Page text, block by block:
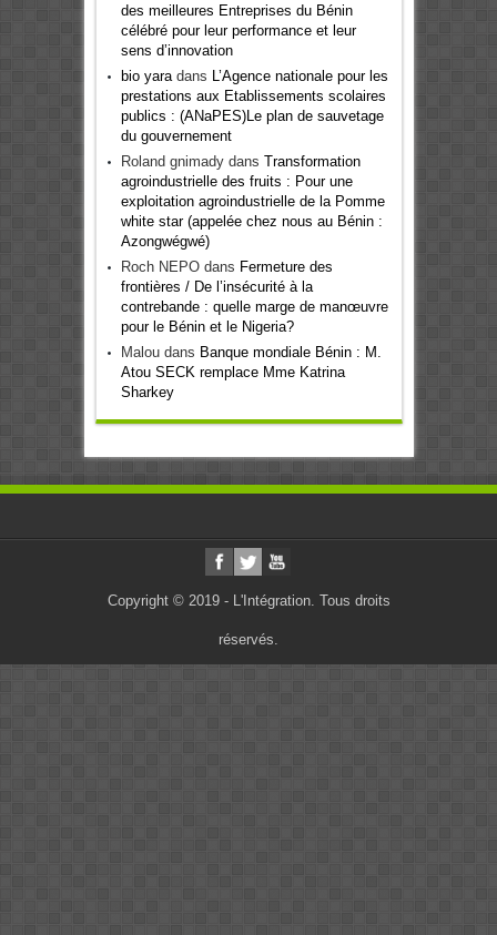
des meilleures Entreprises du Bénin
célébré pour leur performance et leur
sens d’innovation
bio yaradans
L’Agence nationale pour les
prestations aux Etablissements scolaires
publics : (ANaPES)Le plan de sauvetage
du gouvernement
Roland gnimadydans Transformation
agroindustrielle des fruits : Pour une
exploitation agroindustrielle de la Pomme
white star (appelée chez nous au Bénin :
Azongwégwé)
Roch NEPOdans Fermeture des
frontières / De l’insécurité à la
contrebande : quelle marge de manœuvre
pour le Bénin et le Nigeria?
Maloudans Banque mondiale Bénin : M.
Atou SECK remplace Mme Katrina
Sharkey
Copyright © 2019 - L'Intégration. Tous droits
réservés.